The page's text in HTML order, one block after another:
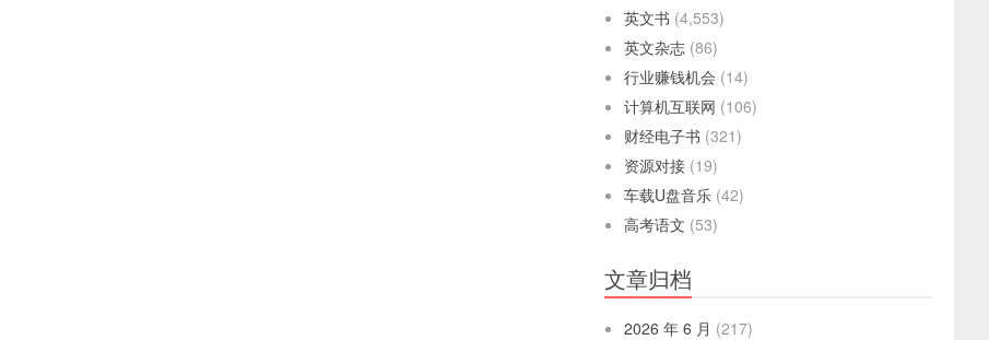
英文书 (4,553)
英文杂志 (86)
行业赚钱机会 (14)
计算机互联网 (106)
财经电子书 (321)
资源对接 (19)
车载U盘音乐 (42)
高考语文 (53)
文章归档
2026 年 6 月 (217)